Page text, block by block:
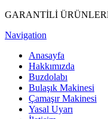
GARANTİLİ
Navigation
Anasayfa
Hakkımızda
Buzdolabı
Bulaşık Makinesi
Çamaşır Makinesi
Yasal Uyarı